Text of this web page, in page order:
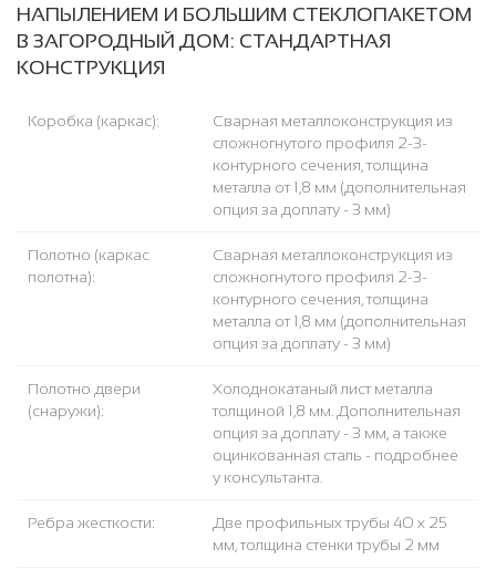
НАПЫЛЕНИЕМ И БОЛЬШИМ СТЕКЛОПАКЕТОМ
В ЗАГОРОДНЫЙ ДОМ: СТАНДАРТНАЯ
КОНСТРУКЦИЯ
Коробка (каркас):
Сварная металлоконструкция из
сложногнутого профиля 2-3-
контурного сечения, толщина
металла от 1,8 мм (дополнительная
опция за доплату - 3 мм)
Полотно (каркас
полотна):
Сварная металлоконструкция из
сложногнутого профиля 2-3-
контурного сечения, толщина
металла от 1,8 мм (дополнительная
опция за доплату - 3 мм)
Полотно двери
(снаружи):
Холоднокатаный лист металла
толщиной 1,8 мм. Дополнительная
опция за доплату - 3 мм, а также
оцинкованная сталь - подробнее
у консультанта.
Ребра жесткости:
Две профильных трубы 40 х 25
мм, толщина стенки трубы 2 мм